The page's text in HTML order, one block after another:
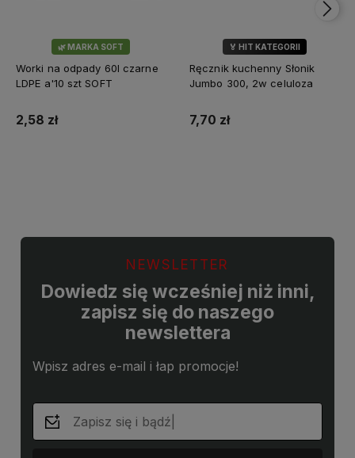
🌿 MARKA SOFT
Worki na odpady 60l czarne
LDPE a'10 szt SOFT
2,58 zł
🏅 HIT KATEGORII
💎 WYBÓR KLIENTÓW
Ręcznik kuchenny Słonik
Jumbo 300, 2w celuloza
7,70 zł
NEWSLETTER
Dowiedz się wcześniej niż inni,
zapisz się do naszego
newslettera
Wpisz adres e-mail i łap promocje!